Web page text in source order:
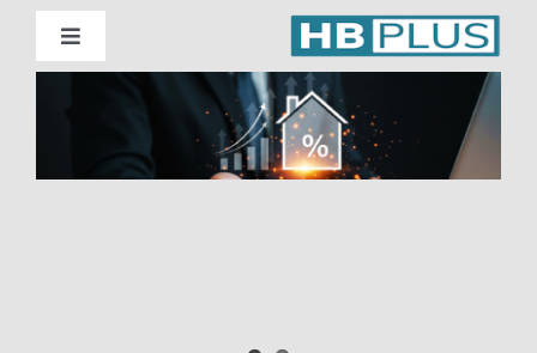
Skip
content
Toggle
Navigation
Beratung